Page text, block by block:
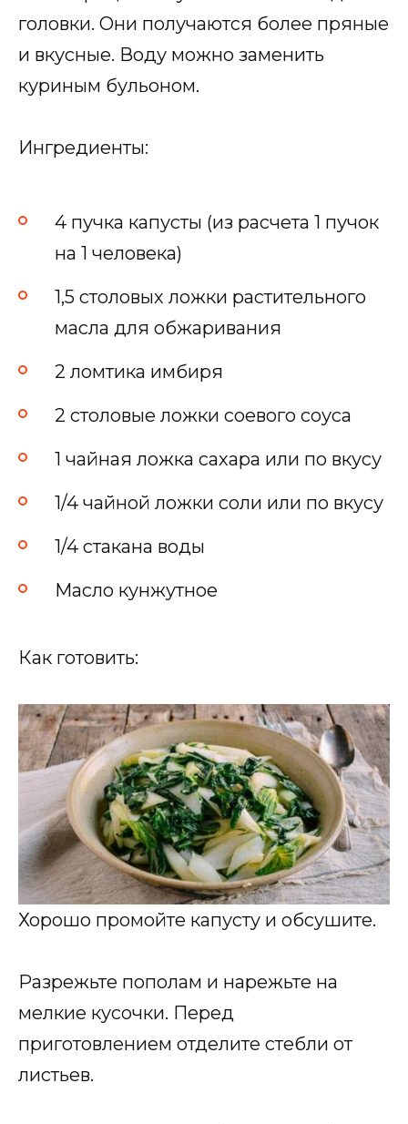
головки. Они получаются более пряные
и вкусные. Воду можно заменить
куриным бульоном.
Ингредиенты:
4 пучка капусты (из расчета 1 пучок
на 1 человека)
1,5 столовых ложки растительного
масла для обжаривания
2 ломтика имбиря
2 столовые ложки соевого соуса
1 чайная ложка сахара или по вкусу
1/4 чайной ложки соли или по вкусу
1/4 стакана воды
Масло кунжутное
Как готовить:
Хорошо промойте капусту и обсушите.
Разрежьте пополам и нарежьте на
мелкие кусочки. Перед
приготовлением отделите стебли от
листьев.